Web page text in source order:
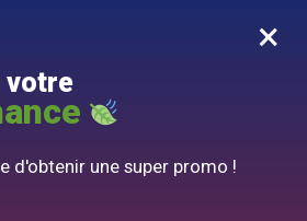
0
d’achats avec le code DJINN10
×
votre
d'obtenir une super promo !